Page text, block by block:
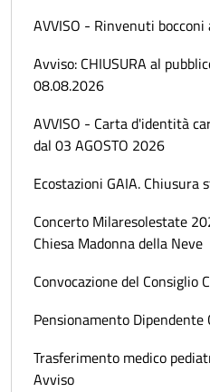
AVVISO - Rinvenuti
Avviso: CHIUSURA al
08.08.2026
AVVISO - Carta d'identità
dal 03 AGOSTO 2026
Ecostazioni GAIA.
Concerto Milaresolestate
Chiesa Madonna della Neve
Convocazione del Consiglio
Pensionamento Dipendente
Trasferimento medico
Avviso